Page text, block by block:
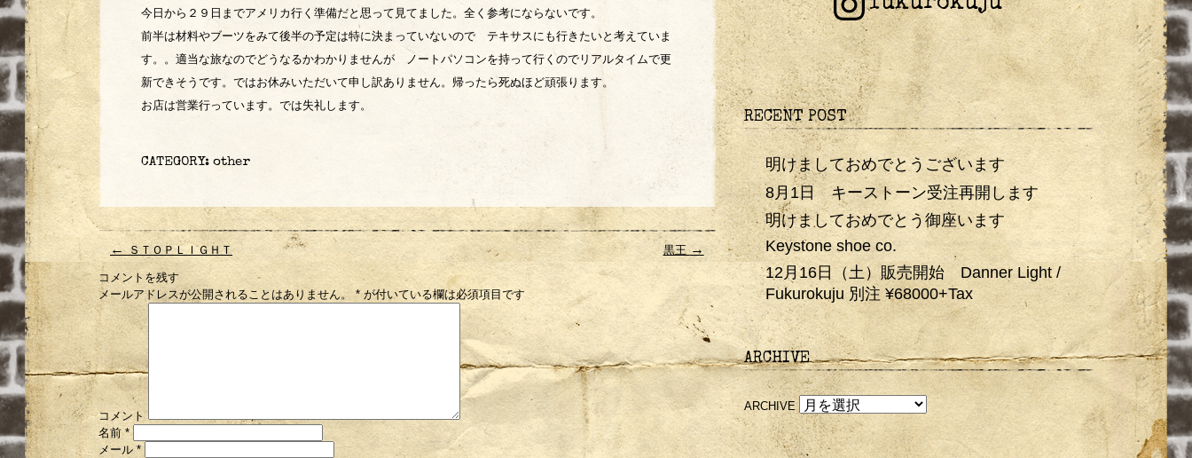
今日から２９日までアメリカ行く準備だと思って見てました。全く参考にならないです。
前半は材料やブーツをみて後半の予定は特に決まっていないので テキサスにも行きたいと考えていま
す。。適当な旅なのでどうなるかわかりませんが ノートパソコンを持って行くのでリアルタイムで更
新できそうです。ではお休みいただいて申し訳ありません。帰ったら死ぬほど頑張ります。
お店は営業行っています。では失礼します。
CATEGORY:other
← ＳＴＯＰＬＩＧＨＴ 黒王→
コメントを残す
メールアドレスが公開されることはありません。 *が付いている欄は必須項目です
コメント
名前*
メール *
RECENT POST
明けましておめでとうございます
8月1日 キーストーン受注再開します
明けましておめでとう御座います
Keystone shoe co.
12月16日（土）販売開始 Danner Light /
Fukurokuju 別注 ¥68000+Tax
ARCHIVE
ARCHIVE